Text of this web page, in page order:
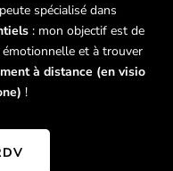
spécialisé dans
: mon objectif est de
et à trouver
à distance (en visio
!